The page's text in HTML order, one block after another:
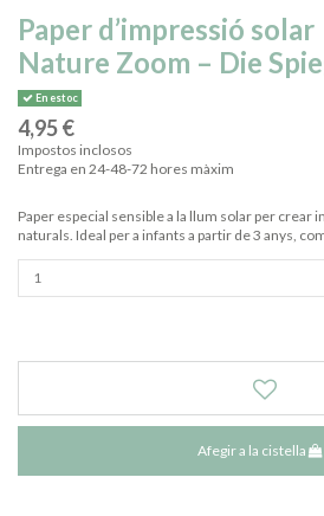
Paper d’impressió solar
Nature Zoom – Die
En estoc
4,95 €
Impostos inclosos
Entrega en 24-48-72 hores màxim
Paper especial sensible a la llum solar per crear
naturals. Ideal per a infants a partir de 3 anys,
Afegir a la cistella